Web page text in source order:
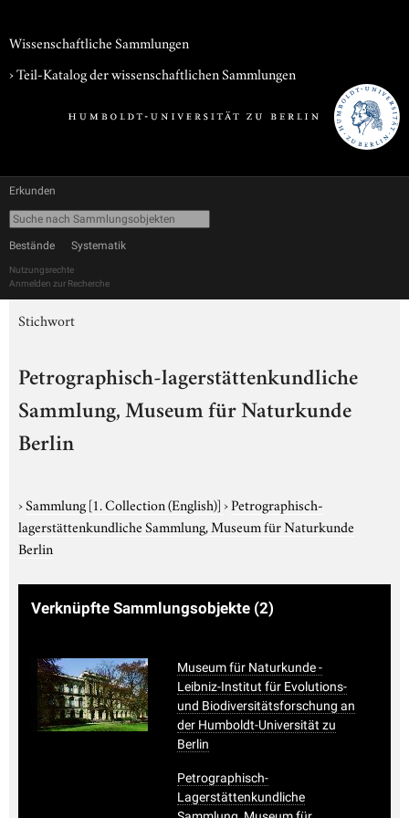
Wissenschaftliche Sammlungen
› Teil-Katalog der wissenschaftlichen Sammlungen
Erkunden
Bestände Systematik
Nutzungsrechte
Anmelden zur Recherche
Stichwort
Petrographisch-lagerstättenkundliche
Sammlung, Museum für Naturkunde
Berlin
›Sammlung[1. Collection (English)]›Petrographisch-
lagerstättenkundliche Sammlung, Museum für Naturkunde
Berlin
Verknüpfte Sammlungsobjekte (2)
Museum für Naturkunde -
Leibniz-Institut für Evolutions-
und Biodiversitätsforschung an
der Humboldt-Universität zu
Berlin
Petrographisch-
Lagerstättenkundliche